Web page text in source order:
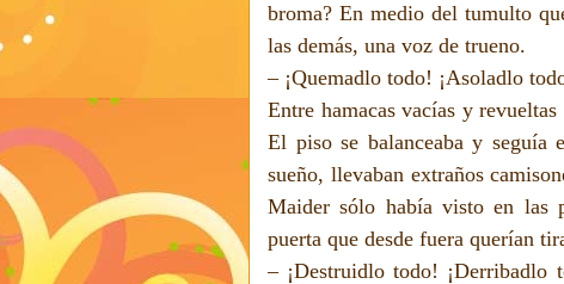
broma? En medio del tumulto
las demás, una voz de trueno.
– ¡Quemadlo todo! ¡Asoladlo
Entre hamacas vacías y
El piso se balanceaba y seguía
sueño, llevaban extraños
Maider sólo había visto en las
puerta que desde fuera querían
– ¡Destruidlo todo! ¡Derribadlo